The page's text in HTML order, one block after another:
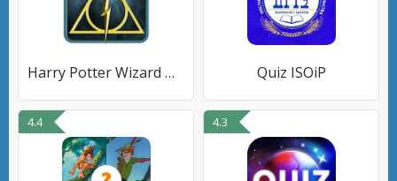
Harry Potter Wizard Quiz: U8Q Quiz ISOiP
4.4 4.3